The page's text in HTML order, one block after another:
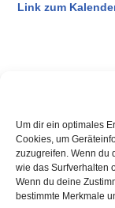
Um dir ein optimales
Cookies, um
zuzugreifen. Wenn du
wie das Surfverhalten
Wenn du deine
bestimmte Merkmale
Link zum